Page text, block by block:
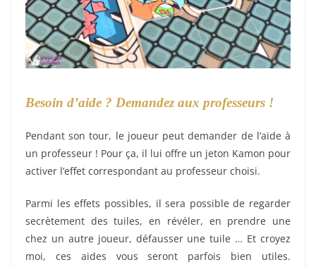
Besoin d’aide ? Demandez aux professeurs !
Pendant son tour, le joueur peut demander de l’aide à
un professeur ! Pour ça, il lui offre un jeton Kamon pour
activer l’effet correspondant au professeur choisi.
Parmi les effets possibles, il sera possible de regarder
secrètement des tuiles, en révéler, en prendre une
chez un autre joueur, défausser une tuile … Et croyez
moi, ces aides vous seront parfois bien utiles.